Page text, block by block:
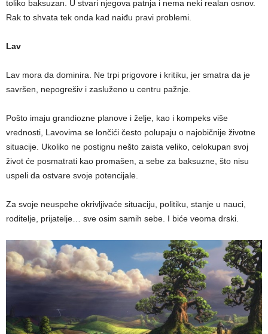
toliko baksuzan. U stvari njegova patnja i nema neki realan osnov.
Rak to shvata tek onda kad naiđu pravi problemi.
Lav
Lav mora da dominira. Ne trpi prigovore i kritiku, jer smatra da je
savršen, nepogrešiv i zasluženo u centru pažnje.
Pošto imaju grandiozne planove i želje, kao i kompeks više
vrednosti, Lavovima se lončići često polupaju o najobičnije životne
situacije. Ukoliko ne postignu nešto zaista veliko, celokupan svoj
život će posmatrati kao promašen, a sebe za baksuzne, što nisu
uspeli da ostvare svoje potencijale.
Za svoje neuspehe okrivljivaće situaciju, politiku, stanje u nauci,
roditelje, prijatelje… sve osim samih sebe. I biće veoma drski.